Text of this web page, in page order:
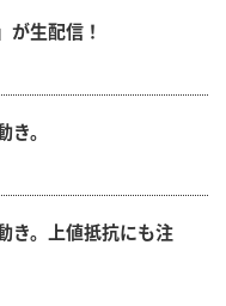
生配信！
。
き。上値抵抗にも注